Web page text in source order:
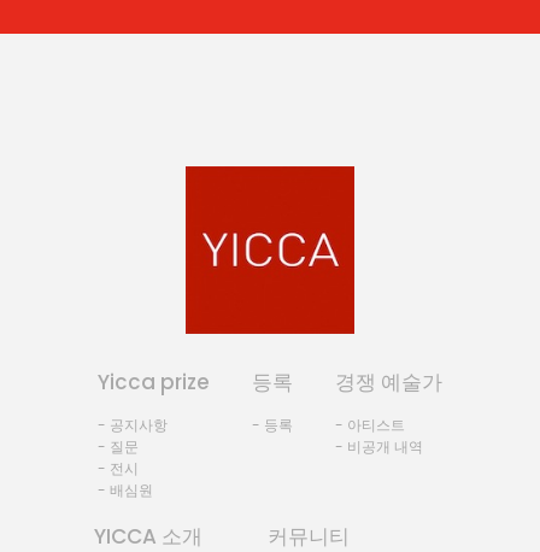
Yicca prize
- 공지사항
- 질문
- 전시
- 배심원
등록
- 등록
경쟁 예술가
- 아티스트
- 비공개 내역
YICCA 소개 커뮤니티